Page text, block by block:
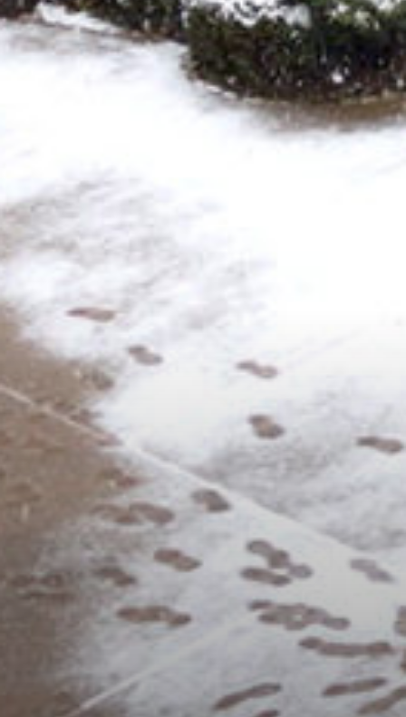
: Attempt to read property "cat_name" on null in
/home/sakurazuka/sakurazuka.ed.jp/public_html/wp-conten
t/themes/sakurazuka_2020/header.php